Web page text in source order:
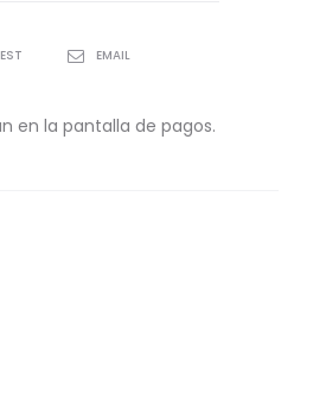
EMAIL
en la pantalla de pagos.